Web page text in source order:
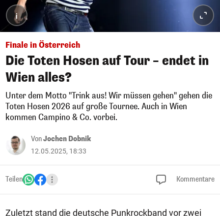
i
Finale in Österreich
Die Toten Hosen auf Tour – endet in
Wien alles?
Unter dem Motto "Trink aus! Wir müssen gehen" gehen die
Toten Hosen 2026 auf große Tournee. Auch in Wien
kommen Campino & Co. vorbei.
VonJochen Dobnik
12.05.2025, 18:33
Teilen Kommentare
Zuletzt stand die deutsche Punkrockband vor zwei